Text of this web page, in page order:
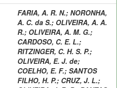
FARIA, A. R. N.; NORONHA,
A. C. da S.; OLIVEIRA, A. A.
R.; OLIVEIRA, A. M. G.;
CARDOSO, C. E. L.;
RITZINGER, C. H. S. P.;
OLIVEIRA, E. J. de;
COELHO, E. F.; SANTOS
FILHO, H. P.; CRUZ, J. L.;